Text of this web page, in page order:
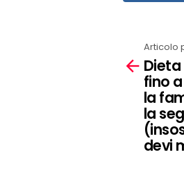
more
Articolo
fino
la
la
devi